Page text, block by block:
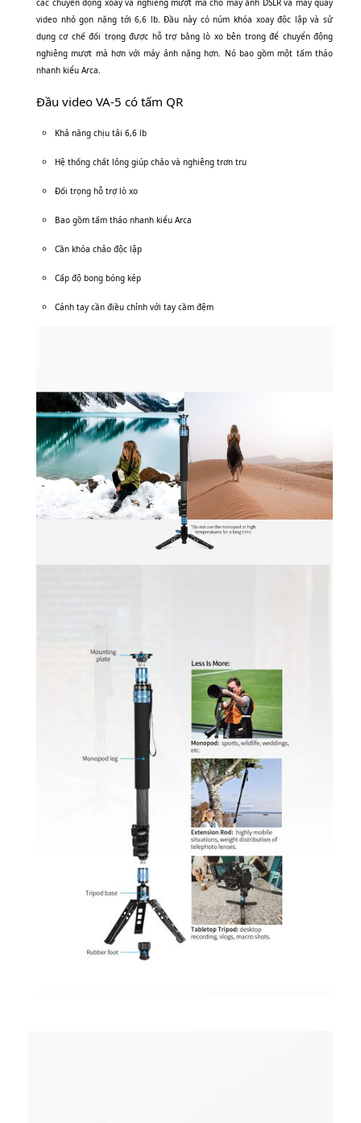
video nhỏ gọn nặng tới 6,6 lb. Đầu này có núm khóa xoay độc lập và sử
dụng cơ chế đối trọng được hỗ trợ bằng lò xo bên trong để chuyển động
nghiêng mượt mà hơn với máy ảnh nặng hơn. Nó bao gồm một tấm tháo
nhanh kiểu Arca.
Đầu video VA-5 có tấm QR
Khả năng chịu tải 6,6 lb
Hệ thống chất lỏng giúp chảo và nghiêng trơn tru
Đối trọng hỗ trợ lò xo
Bao gồm tấm tháo nhanh kiểu Arca
Cần khóa chảo độc lập
Cấp độ bong bóng kép
Cánh tay cần điều chỉnh với tay cầm đệm